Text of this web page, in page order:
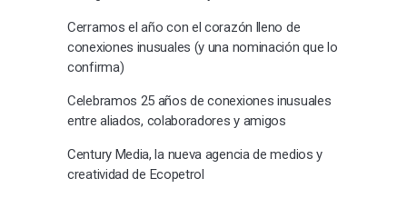
Cerramos el año con el corazón lleno de
conexiones inusuales (y una nominación que lo
confirma)
Celebramos 25 años de conexiones inusuales
entre aliados, colaboradores y amigos
Century Media, la nueva agencia de medios y
creatividad de Ecopetrol